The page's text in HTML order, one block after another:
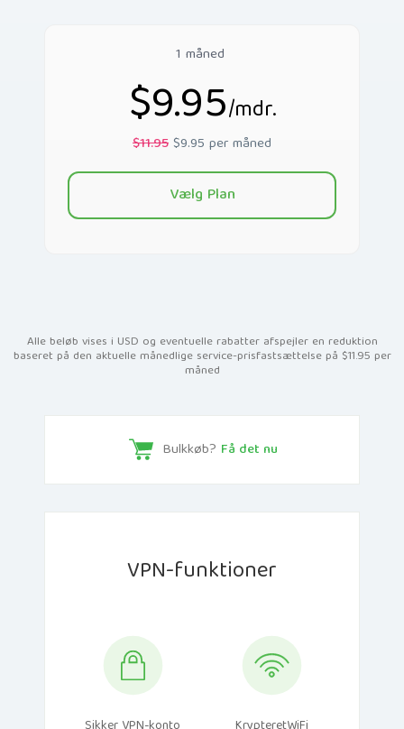
1 måned
$9.95/mdr.
$11.95$9.95 per måned
Vælg Plan
Alle beløb vises i USD og eventuelle rabatter afspejler en reduktion
baseret på den aktuelle månedlige service-prisfastsættelse på $11.95 per
måned
Bulkkøb? Få det nu
VPN-funktioner